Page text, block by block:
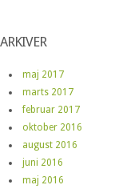
ARKIVER
maj 2017
marts 2017
februar 2017
oktober 2016
august 2016
juni 2016
maj 2016